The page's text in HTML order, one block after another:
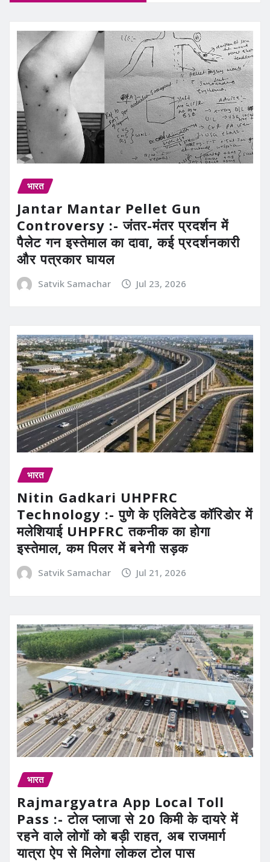
भारत
Jantar Mantar Pellet Gun
Controversy :- जंतर-मंतर प्रदर्शन में
पैलेट गन इस्तेमाल का दावा, कई प्रदर्शनकारी
और पत्रकार घायल
Satvik Samachar Jul 23, 2026
भारत
Nitin Gadkari UHPFRC
Technology :- पुणे के एलिवेटेड कॉरिडोर में
मलेशियाई UHPFRC तकनीक का होगा
इस्तेमाल, कम पिलर में बनेगी सड़क
Satvik Samachar Jul 21, 2026
भारत
Rajmargyatra App Local Toll
Pass :- टोल प्लाजा से 20 किमी के दायरे में
रहने वाले लोगों को बड़ी राहत, अब राजमार्ग
यात्रा ऐप से मिलेगा लोकल टोल पास